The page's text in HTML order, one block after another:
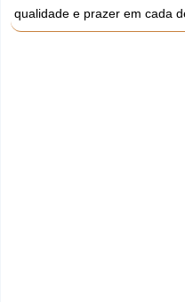
qualidade e prazer em cada